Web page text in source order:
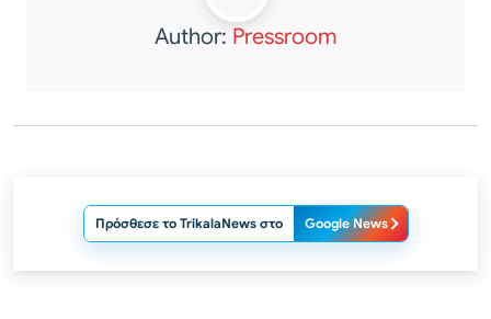
Author: Pressroom
Πρόσθεσε το TrikalaNews στο Google News